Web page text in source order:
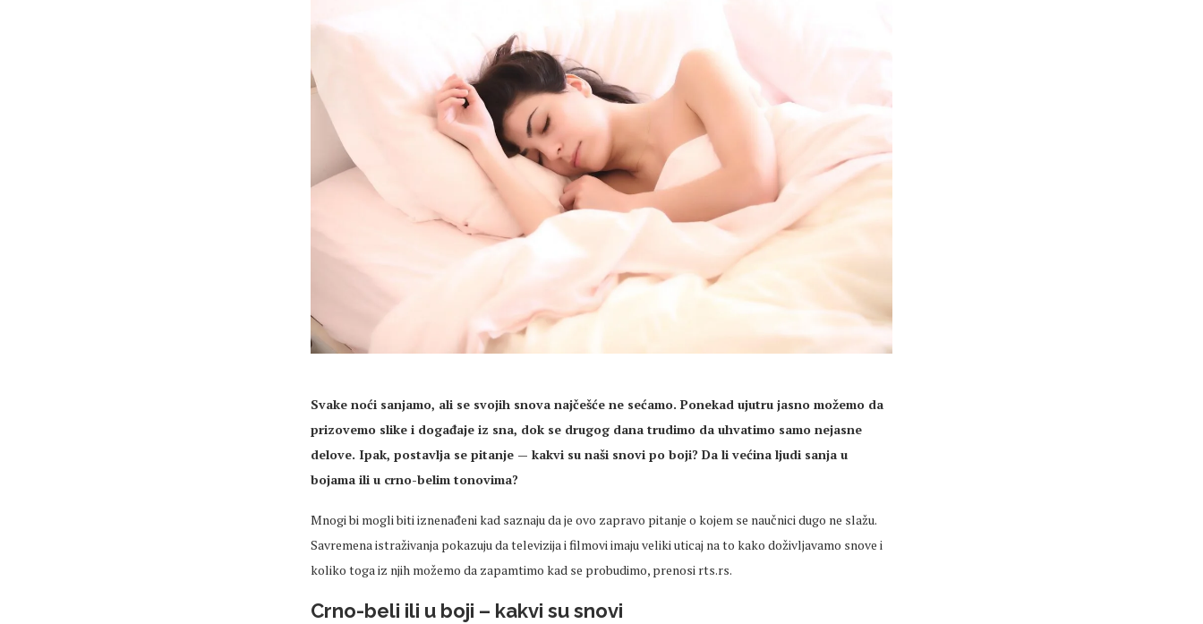
Svake noći sanjamo, ali se svojih snova najčešće ne sećamo. Ponekad ujutru jasno možemo da
prizovemo slike i događaje iz sna, dok se drugog dana trudimo da uhvatimo samo nejasne
delove. Ipak, postavlja se pitanje — kakvi su naši snovi po boji? Da li većina ljudi sanja u
bojama ili u crno-belim tonovima?
Mnogi bi mogli biti iznenađeni kad saznaju da je ovo zapravo pitanje o kojem se naučnici dugo ne slažu.
Savremenaistraživanja pokazuju da televizija i filmovi imaju veliki uticaj na to kako doživljavamo snove i
koliko toga iz njih možemo da zapamtimo kad se probudimo, prenosi rts.rs.
Crno-beli ili u boji – kakvi su snovi